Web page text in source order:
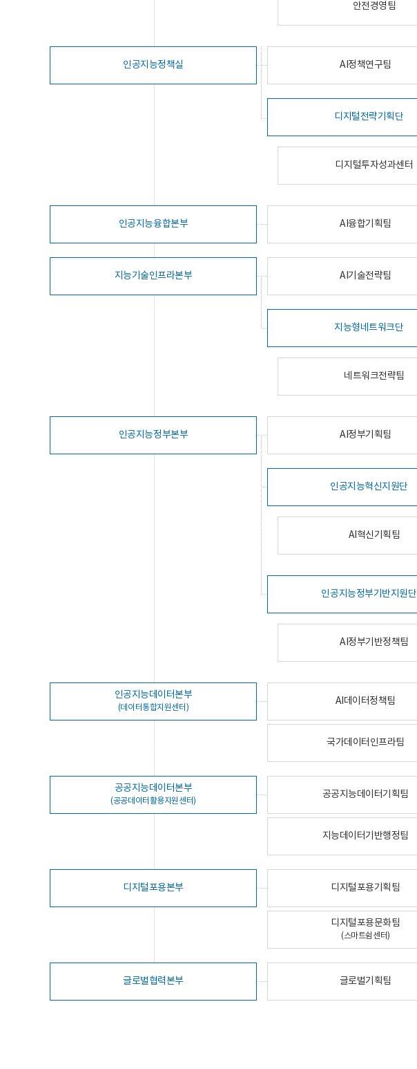
안전경영팀
인공지능정책실 AI정책연구팀
디지털전략기획단
디지털투자성과센터
인공지능융합본부 AI융합기획팀
지능기술인프라본부 AI기술전략팀
지능형네트워크단
네트워크전략팀
인공지능정부본부 AI정부기획팀
인공지능혁신지원단
AI혁신기획팀
인공지능정부기반지원단
AI정부기반정책팀
인공지능데이터본부
(데이터통합지원센터)
AI데이터정책팀
국가데이터인프라팀
공공지능데이터본부
(공공데이터활용지원센터)
공공지능데이터기획팀
지능데이터기반행정팀
디지털포용본부 디지털포용기획팀
디지털포용문화팀
(스마트쉼센터)
글로벌협력본부 글로벌기획팀